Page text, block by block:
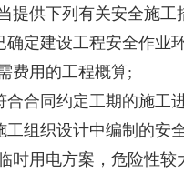
提供下列有关安全施工
定建设工程安全作业
费用的工程概算;
合同约定工期的施工
织设计中编制的安
时用电方案，危险性较